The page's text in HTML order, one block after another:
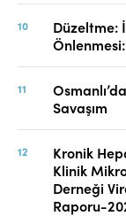
Düzeltme:
Savaşım
Kronik
Klinik
Derneği
Raporu-